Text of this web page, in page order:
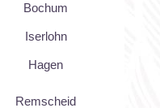
Bochum
Iserlohn
Hagen
Remscheid